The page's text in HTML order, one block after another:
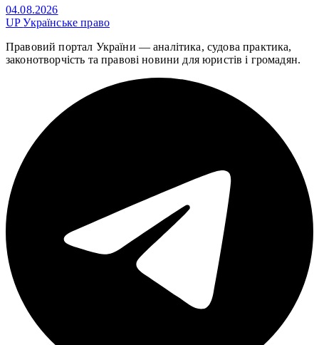
04.08.2026
UPУкраїнське право
Правовий портал України — аналітика, судова практика,
законотворчість та правові новини для юристів і громадян.